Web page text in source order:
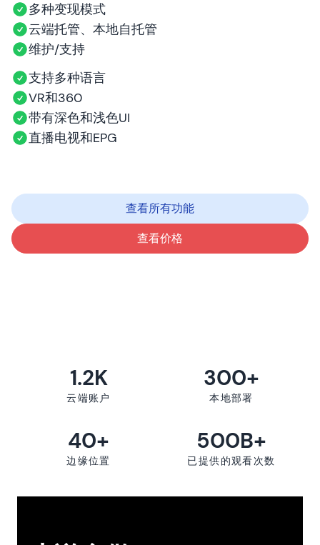
多种变现模式
云端托管、本地自托管
维护/支持
支持多种语言
VR和360
带有深色和浅色UI
直播电视和EPG
查看所有功能
查看价格
1.2K
云端账户
300+
本地部署
40+
边缘位置
500B+
已提供的观看次数